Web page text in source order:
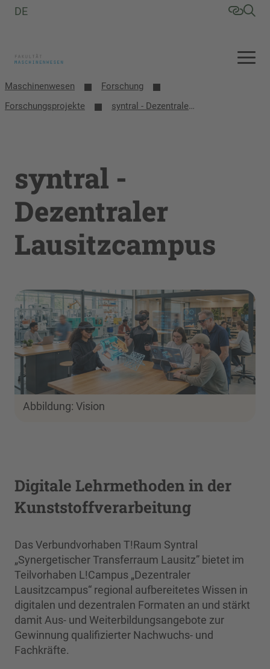
DE
Maschinenwesen
Forschung
Forschungsprojekte
syntral - Dezentraler Lausitzcampus
syntral -
Dezentraler
Lausitzcampus
Abbildung: Vision
Digitale Lehrmethoden in der
Kunststoffverarbeitung
Das Verbundvorhaben T!Raum Syntral
„Synergetischer Transferraum Lausitz” bietet im
Teilvorhaben L!Campus „Dezentraler
Lausitzcampus“ regional aufbereitetes Wissen in
digitalen und dezentralen Formaten an und stärkt
damit Aus- und Weiterbildungsangebote zur
Gewinnung qualifizierter Nachwuchs- und
Fachkräfte.